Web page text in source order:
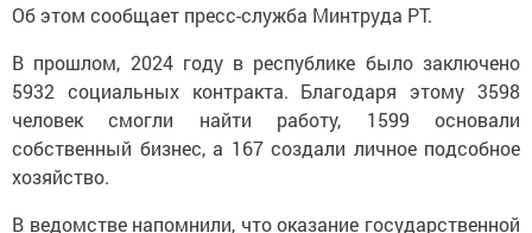
Об этом сообщает пресс-служба Минтруда РТ.
В прошлом, 2024 году в республике было заключено
5932 социальных контракта. Благодаря этому 3598
человек смогли найти работу, 1599 основали
собственный бизнес, а 167 создали личное подсобное
хозяйство.
В ведомстве напомнили, что оказание государственной